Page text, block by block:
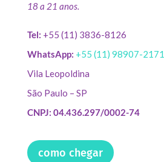
18 a 21 anos.
Tel: +55 (11) 3836-8126
WhatsApp: +55 (11) 98907-2171
Vila Leopoldina
São Paulo – SP
CNPJ: 04.436.297/0002-74
como chegar